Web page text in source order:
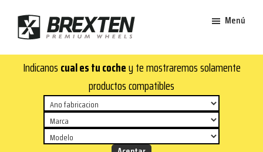
contenido
principal
de
página
Brexten
aluminio
premium
¡En
Brexten.com
encontrarás
aluminio
Menú
Indicanos cual es tu cochey te mostraremos solamente
productos compatibles